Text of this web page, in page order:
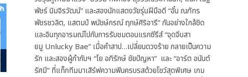
พัชร์ นิมจิรวัฒน์” และสองนักแสดงวัยรุ่นฝีมือดี “อั๋น ณภัทร
พัชรชวลิต, แสตมป์ พนัชษ์กรณ์ ฤกษ์ศิริอารี” กันอย่างใกล้ชิด
และอินทุกอารมณ์ไปกับการรับชมตอนแรกซีรีส์ “จุดจีบสา
ยมู Unlucky Bae” เมื่อคำสาป…เปลี่ยนดวงร้าย กลายเป็นความ
รัก และสองผู้กำกับฯ “โย อภิรักษ์ ชัยปัญหา” และ “อาร์ต อนันต์
รัศมี” ที่แท็กทีมมาเสิร์ฟความฟินครบรสด้วยโชว์สุดพิเศษ เกม